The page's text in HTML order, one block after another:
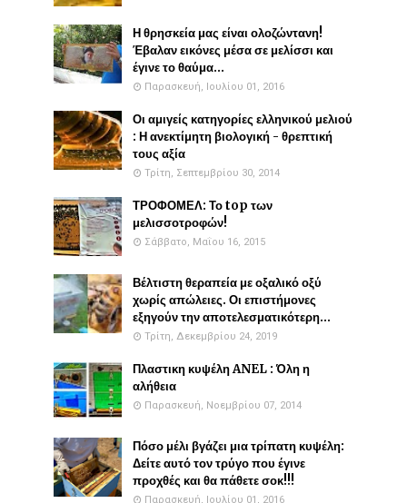
Η θρησκεία μας είναι ολοζώντανη!
Έβαλαν εικόνες μέσα σε μελίσσι και
έγινε το θαύμα...
Παρασκευή, Ιουλίου 01, 2016
Οι αμιγείς κατηγορίες ελληνικού μελιού
: Η ανεκτίμητη βιολογική - θρεπτική
τους αξία
Τρίτη, Σεπτεμβρίου 30, 2014
ΤΡΟΦΟΜΕΛ: Το top των
μελισσοτροφών!
Σάββατο, Μαΐου 16, 2015
Βέλτιστη θεραπεία με οξαλικό οξύ
χωρίς απώλειες. Οι επιστήμονες
εξηγούν την αποτελεσματικότερη...
Τρίτη, Δεκεμβρίου 24, 2019
Πλαστικη κυψέλη ANEL : Όλη η
αλήθεια
Παρασκευή, Νοεμβρίου 07, 2014
Πόσο μέλι βγάζει μια τρίπατη κυψέλη:
Δείτε αυτό τον τρύγο που έγινε
προχθές και θα πάθετε σοκ!!!
Παρασκευή, Ιουλίου 01, 2016